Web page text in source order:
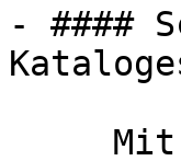
- ####